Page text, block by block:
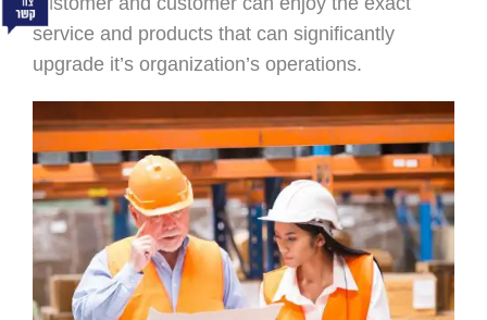
service and products that can significantly
upgrade it’sorganization’s operations.